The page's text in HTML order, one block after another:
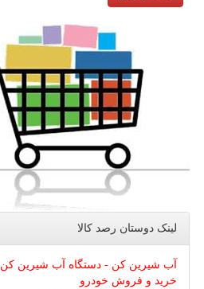
لینک دوستان رصد كالا
آب شیرین کن - دستگاه آب شیرین کن
خرید و فروش خودرو